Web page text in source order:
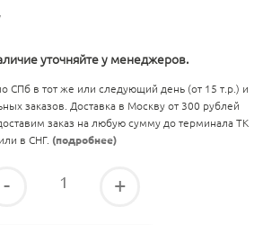
уточняйте у менеджеров.
СПб в тот же или следующий день (от 15 т.р.) и
заказов. Доставка в Москву от 300 рублей
заказ на любую сумму до терминала ТК
в СНГ. (подробнее)
- +